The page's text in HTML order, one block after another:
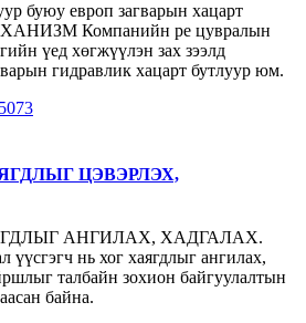
буюу европ загварын хацарт
Компанийн pe цувралын
үед хөгжүүлэн зах зээлд
гидравлик хацарт бутлуур юм.
ЦЭВЭРЛЭХ,
АНГИЛАХ, ХАДГАЛАХ.
үүсгэгч нь хог хаягдлыг ангилах,
талбайн зохион байгуулалтын
байна.